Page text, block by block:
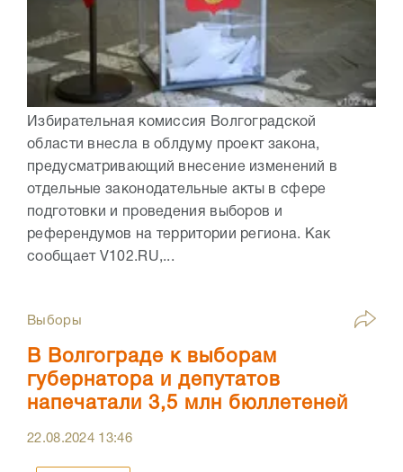
Избирательная комиссия Волгоградской
области внесла в облдуму проект закона,
предусматривающий внесение изменений в
отдельные законодательные акты в сфере
подготовки и проведения выборов и
референдумов на территории региона. Как
сообщает V102.RU,...
Выборы
В Волгограде к выборам
губернатора и депутатов
напечатали 3,5 млн бюллетеней
22.08.2024 13:46